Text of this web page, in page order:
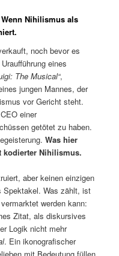
Nihilismus als
noch bevor es
eines
The Musical“,
jungen Mannes, der
vor Gericht steht.
einer
getötet zu haben.
Was hier
kodierter Nihilismus.
aber keinen einzigen
Spektakel. Was zählt, ist
werden kann:
Zitat, als diskursives
Logik nicht mehr
. Ein ikonografischer